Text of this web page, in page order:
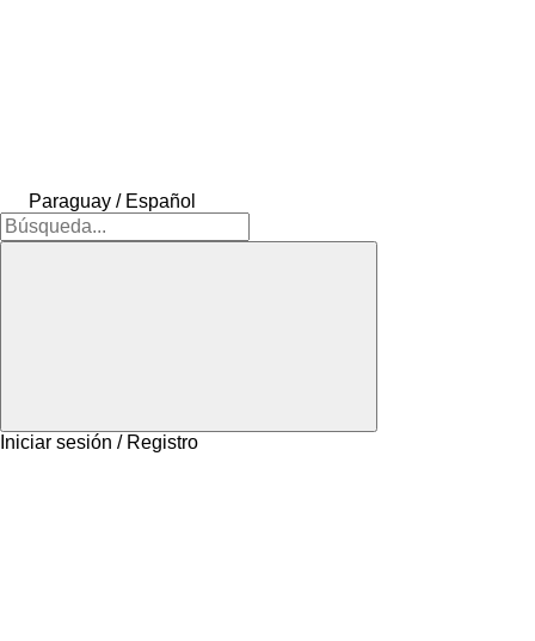
Paraguay / Español
Iniciar sesión / Registro